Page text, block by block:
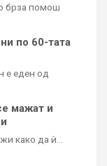
брза помош
по 60-тата
е еден од
мажат и
како да ѝ…